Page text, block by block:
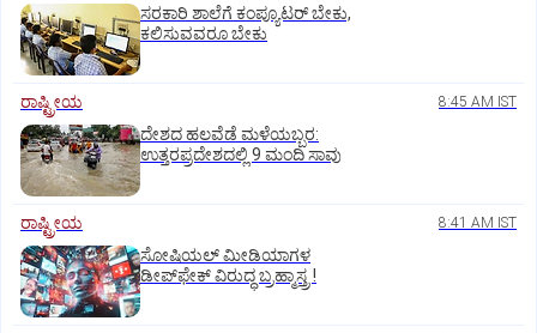
ಸರಕಾರಿ ಶಾಲೆಗೆ ಕಂಪ್ಯೂಟರ್‌ ಬೇಕು,
ಕಲಿಸುವವರೂ ಬೇಕು
ರಾಷ್ಟ್ರೀಯ 8:45 AM IST
ದೇಶದ ಹಲವೆಡೆ ಮಳೆಯಬ್ಬರ:
ಉತ್ತರಪ್ರದೇಶದಲ್ಲಿ 9 ಮಂದಿ ಸಾವು
ರಾಷ್ಟ್ರೀಯ 8:41 AM IST
ಸೋಷಿಯಲ್‌ ಮೀಡಿಯಾಗಳ
ಡೀಪ್‌ಫೇಕ್‌ ವಿರುದ್ಧ ಬ್ರಹ್ಮಾಸ್ತ್ರ !